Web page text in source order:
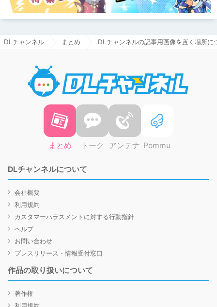
DLチャンネル まとめ DLチャンネルの記事用画像を置く場所に
まとめ トーク アンテナ Pommu
DLチャンネルについて
会社概要
利用規約
カスタマーハラスメントに対する行動指針
ヘルプ
お問い合わせ
プレスリリース・情報受付窓口
作品の取り扱いについて
著作権
利用規約